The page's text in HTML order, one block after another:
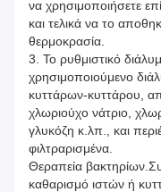
να χρησιμοποιήσετε
και τελικά να το
θερμοκρασία.
3. Το ρυθμιστικό
χρησιμοποιούμενο
κυττάρων-κυττάρου,
χλωριούχο νάτριο,
γλυκόζη κ.λπ., και
φιλτραρισμένα.
Θεραπεία
καθαρισμό ιστών ή